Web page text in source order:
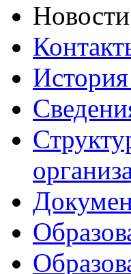
Новости